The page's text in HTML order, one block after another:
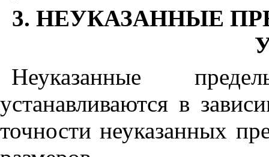
3. НЕУКАЗАННЫЕ
Неуказанные
устанавливаются в
точности неуказанных